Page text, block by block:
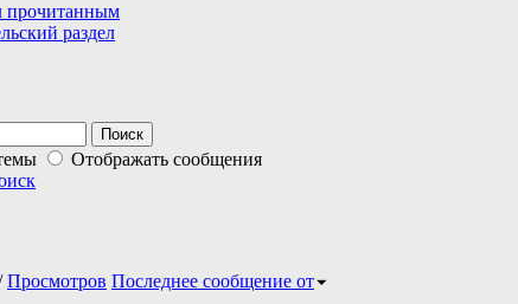
прочитанным
раздел
Отображать сообщения
Просмотров Последнее сообщение от